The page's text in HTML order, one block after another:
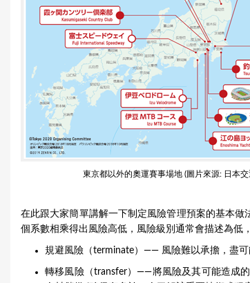
東京都以外的奧運賽事場地 (圖片來源: 日本交
在此跟大家簡單講解一下制定風險管理預案的基本
個系數相乘得出風險高低，風險級別通常會描述為低
規避風險（terminate）—— 風險難以承擔，盡可
轉移風險（transfer）——將風險及其可能造成